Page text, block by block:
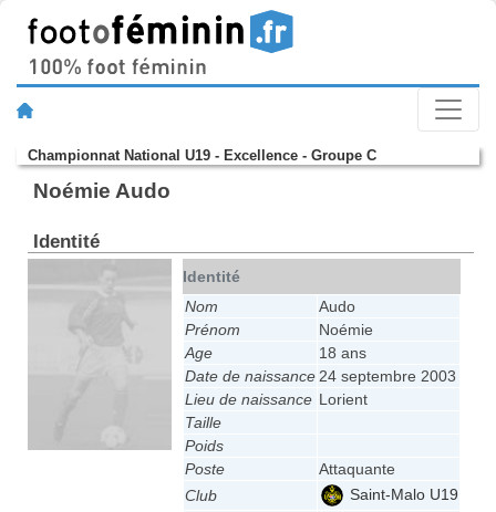
Championnat National U19 - Excellence - Groupe C
Noémie Audo
Identité
Identité
Nom
Audo
Prénom
Noémie
Age
18 ans
Date de naissance 24 septembre 2003
Lieu de naissance Lorient
Taille
Poids
Poste
Attaquante
Club
Saint-Malo U19